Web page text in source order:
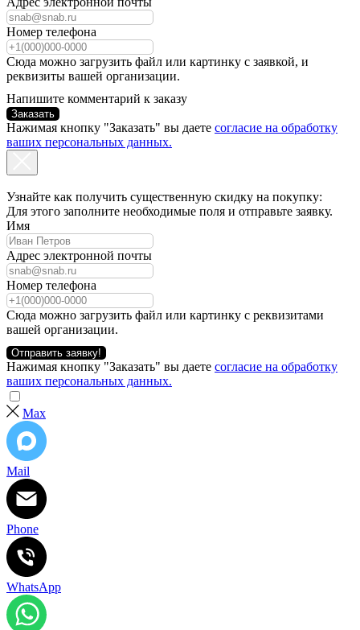
Номер телефона
Сюда можно загрузить файл или картинку с заявкой, и
реквизиты вашей организации.
Напишите комментарий к заказу
Заказать
Нажимая кнопку "Заказать" вы даете согласие на обработку
ваших персональных данных.
Узнайте как получить существенную скидку на покупку:
Для этого заполните необходимые поля и отправьте заявку.
Имя
Адрес электронной почты
Номер телефона
Сюда можно загрузить файл или картинку с реквизитами
вашей организации.
Отправить заявку!
Нажимая кнопку "Заказать" вы даете согласие на обработку
ваших персональных данных.
Max
Mail
Phone
WhatsApp